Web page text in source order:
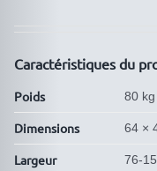
Caractéristiques du
Poids 80 kg
Dimensions 64 ×
Largeur 76-